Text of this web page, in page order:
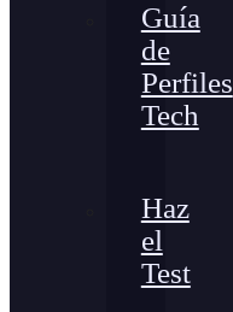
Guía
de
Perfiles
Tech
Haz
el
Test